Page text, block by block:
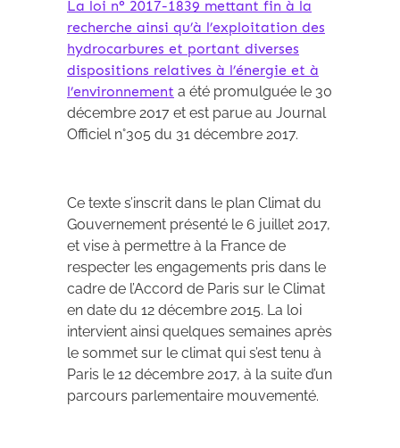
La loi n° 2017-1839 mettant fin à la
recherche ainsi qu’à l’exploitation des
hydrocarbures et portant diverses
dispositions relatives à l’énergie et à
l’environnement a été promulguée le 30
décembre 2017 et est parue au Journal
Officiel n°305 du 31 décembre 2017.
Ce texte s’inscrit dans le plan Climat du
Gouvernement présenté le 6 juillet 2017,
et vise à permettre à la France de
respecter les engagements pris dans le
cadre de l’Accord de Paris sur le Climat
en date du 12 décembre 2015. La loi
intervient ainsi quelques semaines après
le sommet sur le climat qui s’est tenu à
Paris le 12 décembre 2017, à la suite d’un
parcours parlementaire mouvementé.